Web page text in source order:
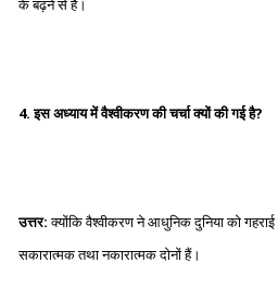
के बढ़ने से है।
4. इस अध्याय में वैश्वीकरण की चर्चा क्यों की गई है?
उत्तर:क्योंकि वैश्वीकरण ने आधुनिक दुनिया को
सकारात्मक तथा नकारात्मक दोनों हैं।